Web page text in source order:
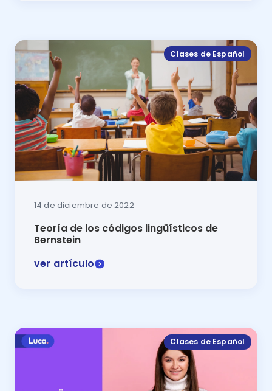
Clases de Español
14 de diciembre de 2022
Teoría de los códigos lingüísticos de
Bernstein
ver artículo
Clases de Español